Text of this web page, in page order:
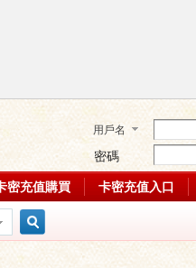
用戶名
密碼
密充值購買 卡密充值入口